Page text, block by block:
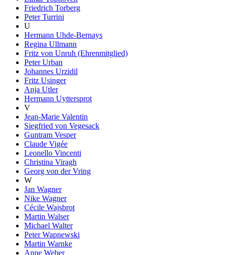
Friedrich Torberg
Peter Turrini
U
Hermann Uhde-Bernays
Regina Ullmann
Fritz von Unruh (Ehrenmitglied)
Peter Urban
Johannes Urzidil
Fritz Usinger
Anja Utler
Hermann Uyttersprot
V
Jean-Marie Valentin
Siegfried von Vegesack
Guntram Vesper
Claude Vigée
Leonello Vincenti
Christina Viragh
Georg von der Vring
W
Jan Wagner
Nike Wagner
Cécile Wajsbrot
Martin Walser
Michael Walter
Peter Wapnewski
Martin Warnke
Anne Weber